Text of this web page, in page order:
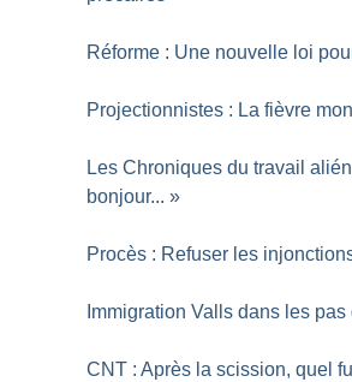
Réforme : Une nouvelle loi
Projectionnistes : La fièvre
Les Chroniques du travail
bonjour... »
Procès : Refuser les
Immigration Valls dans les
CNT : Après la scission, quel